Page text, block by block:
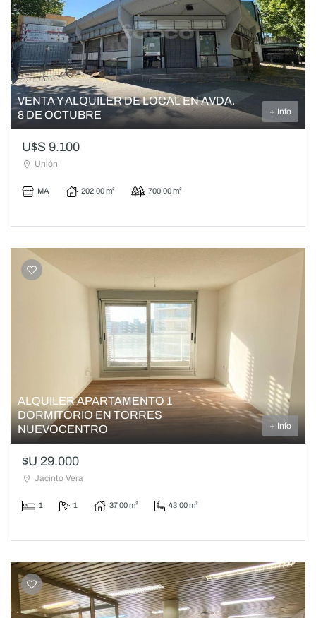
VENTA Y ALQUILER DE LOCAL EN AVDA.
8 DE OCTUBRE
+ Info
U$S 9.100
Unión
MA 202,00 m² 700,00 m²
ALQUILER APARTAMENTO 1
DORMITORIO EN TORRES
NUEVOCENTRO
+ Info
$U 29.000
Jacinto Vera
1 1 37,00 m² 43,00 m²